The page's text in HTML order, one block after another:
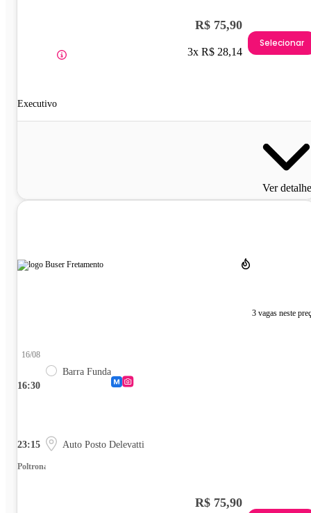
Executivo
R$ 75,90
3x R$ 28,14
Selecionar
Ver
3 vagas neste
16:30
16/08
Barra Funda
23:15 Auto Posto Delevatti
Poltrona
R$ 75,90